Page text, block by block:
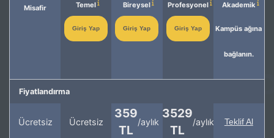
Misafir Temel
Giriş Yap
Bireysel
Giriş Yap
Profesyonel
Giriş Yap
Akademik
Kampüs ağına
bağlanın.
Fiyatlandırma
Ücretsiz Ücretsiz
359
TL
/aylık
3529
TL
/aylık Teklif Al